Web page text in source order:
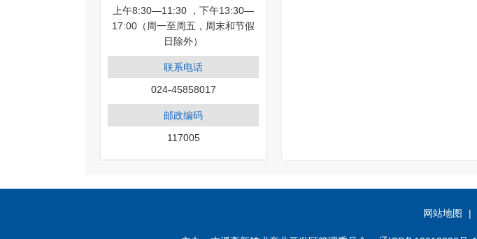
上午8:30—11:30 ，下午13:30—
17:00（周一至周五，周末和节假
日除外）
联系电话
024-45858017
邮政编码
117005
网站地图 |